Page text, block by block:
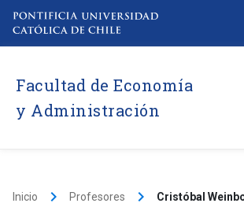
Facultad de Economía
y Administración
Inicio keyboard_arrow_right Profesores keyboard_arrow_right Cristóbal